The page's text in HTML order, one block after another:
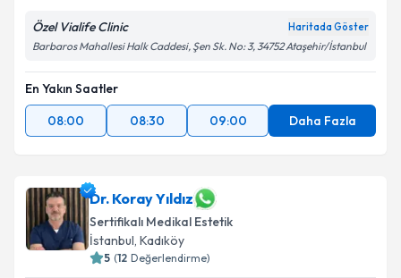
kapsamda işlenmesini kabul ediyorum.
Takvim Talebini Gönder
Özel Vialife Clinic Haritada Göster
Barbaros Mahallesi Halk Caddesi, Şen Sk. No: 3, 34752 Ataşehir/İstanbul
En Yakın Saatler
08:00
08:30 09:00 Daha Fazla
Dr. Koray Yıldız
Sertifikalı Medikal Estetik
İstanbul, Kadıköy
5 (12 Değerlendirme)